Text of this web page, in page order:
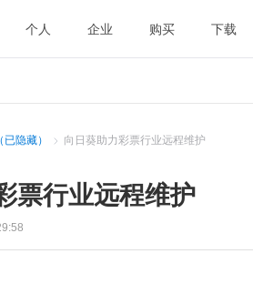
个人 企业 购买 下载
隐藏） 向日葵助力彩票行业远程维护
票行业远程维护